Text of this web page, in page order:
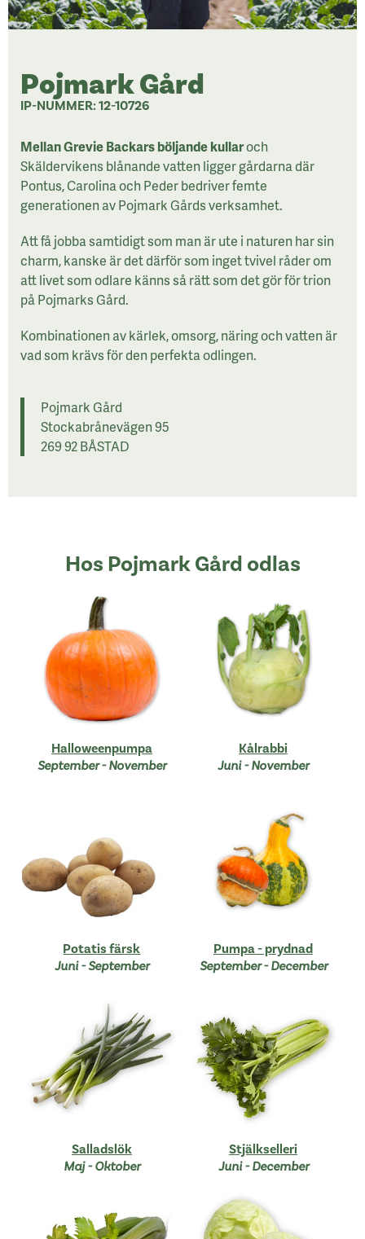
Pojmark Gård
IP-NUMMER: 12-10726
Mellan Grevie Backars böljande kullaroch
Skäldervikens blånande vatten ligger gårdarna där
Pontus, Carolina och Peder bedriver femte
generationen av Pojmark Gårds verksamhet.
Att få jobba samtidigt som man är ute i naturen har sin
charm, kanske är det därför som inget tvivel råder om
att livet som odlare känns så rätt som det gör för trion
på Pojmarks Gård.
Kombinationen av kärlek, omsorg, näring och vatten är
vad som krävs för den perfekta odlingen.
Pojmark Gård
Stockabrånevägen 95
269 92 BÅSTAD
Hos Pojmark Gård odlas
Halloweenpumpa
September - November
Kålrabbi
Juni - November
Potatis färsk
Juni - September
Pumpa - prydnad
September - December
Salladslök
Maj - Oktober
Stjälkselleri
Juni - December